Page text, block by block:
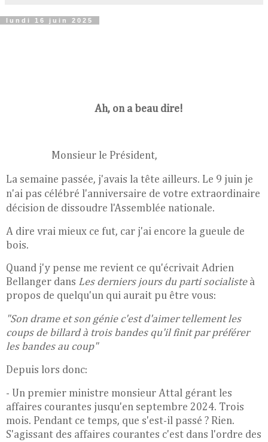
lundi 16 juin 2025
Ah, on a beau dire!
Monsieur le Président,
La semaine passée, j'avais la tête ailleurs. Le 9 juin je
n'ai pas célébré l'anniversaire de votre extraordinaire
décision de dissoudre l'Assemblée nationale.
A dire vrai mieux ce fut, car j'ai encore la gueule de
bois.
Quand j'y pense me revient ce qu'écrivait Adrien
Bellanger dans Les derniers jours du parti socialiste à
propos de quelqu'un qui aurait pu être vous:
"Son drame et son génie c'est d'aimer tellement les
coups de billard à trois bandes qu'il finit par préférer
les bandes au coup"
Depuis lors donc:
- Un premier ministre monsieur Attal gérant les
affaires courantes jusqu'en septembre 2024. Trois
mois. Pendant ce temps, que s'est-il passé ? Rien.
S'agissant des affaires courantes c'est dans l'ordre des